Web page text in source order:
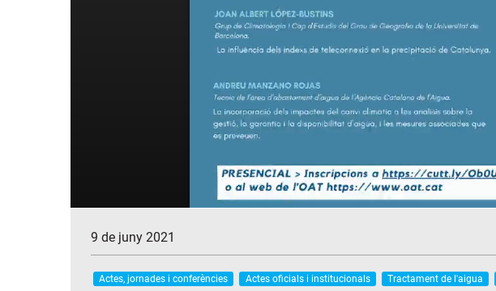
9 de juny 2021
Actes, jornades i conferències Actes oficials i institucionals Tractament de l'aigua